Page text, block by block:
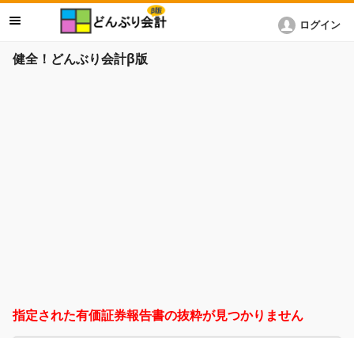
健全！どんぶり会計β版
ログイン
指定された有価証券報告書の抜粋が見つかりません